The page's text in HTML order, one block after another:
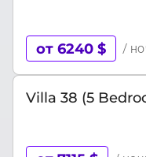
от 6240 $ /
Villa 38 (5